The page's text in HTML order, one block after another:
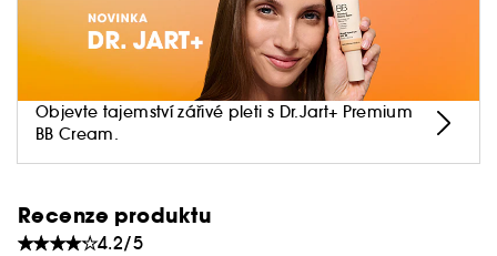
Objevte tajemství zářivé pleti s Dr.Jart+ Premium
BB Cream.
Recenze produktu
4.2/5